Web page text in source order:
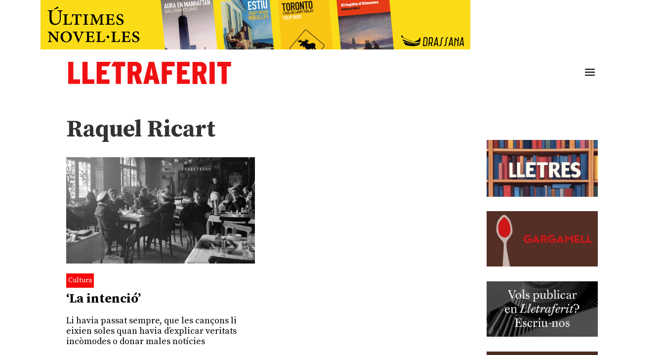
Raquel Ricart
Cultura
‘La intenció’
Li havia passat sempre, que les cançons li
eixien soles quan havia d’explicar veritats
incòmodes o donar males notícies